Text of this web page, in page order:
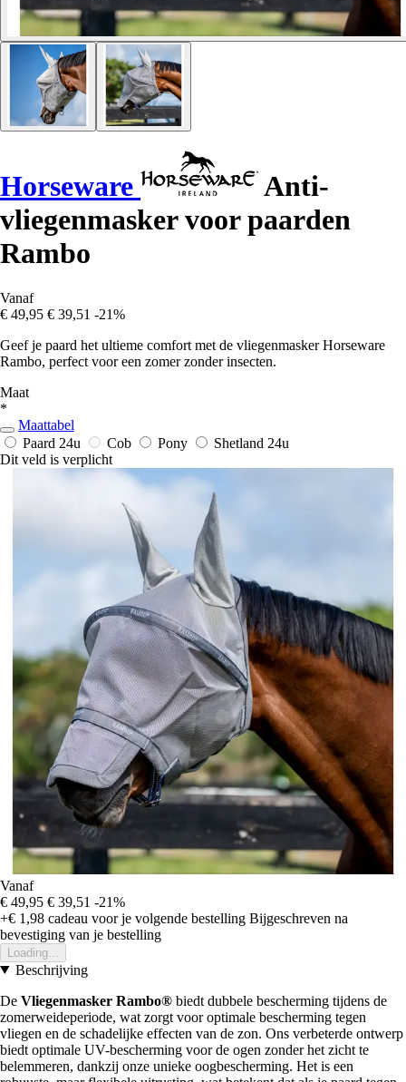
Horseware
Anti-
vliegenmasker voor paarden
Rambo
Vanaf
€ 49,95 € 39,51 -21%
Geef je paard het ultieme comfort met de vliegenmasker Horseware
Rambo, perfect voor een zomer zonder insecten.
Maat
*
Maattabel
Paard 24u Cob Pony Shetland 24u
Dit veld is verplicht
Vanaf
€ 49,95 € 39,51 -21%
+€ 1,98 cadeau voor je volgende bestelling Bijgeschreven na
bevestiging van je bestelling
Loading...
Beschrijving
De Vliegenmasker Rambo® biedt dubbele bescherming tijdens de
zomerweideperiode, wat zorgt voor optimale bescherming tegen
vliegen en de schadelijke effecten van de zon. Ons verbeterde ontwerp
biedt optimale UV-bescherming voor de ogen zonder het zicht te
belemmeren, dankzij onze unieke oogbescherming. Het is een